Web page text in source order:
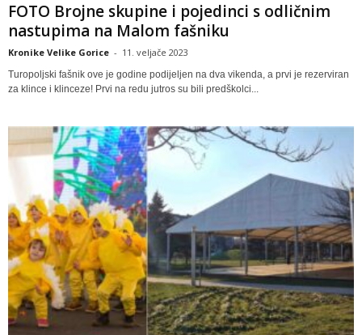
FOTO Brojne skupine i pojedinci s odličnim
nastupima na Malom fašniku
Kronike Velike Gorice - 11. veljače 2023
Turopoljski fašnik ove je godine podijeljen na dva vikenda, a prvi je rezerviran
za klince i klinceze! Prvi na redu jutros su bili predškolci...